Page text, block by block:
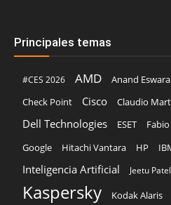
Principales temas
#CES 2026 AMD Anand
Check Point
Cisco Claudio
Dell Technologies ESET
Google Hitachi Vantara HP
Inteligencia Artificial Jeetu Patel
Kaspersky Kodak Alaris